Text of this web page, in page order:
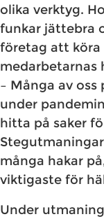
olika verktyg.
funkar jättebra
företag att
medarbetarnas
– Många av
under
hitta på saker
många hakar
viktigaste för
Under